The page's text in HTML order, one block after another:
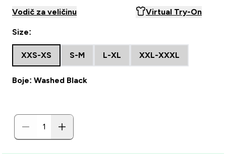
Vodič za veličinu Virtual Try-On
Size:
XXS-XS S-M L-XL XXL-XXXL
Boje: Washed Black